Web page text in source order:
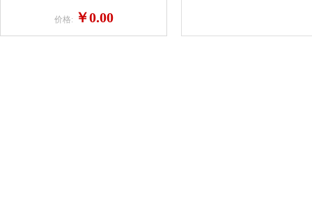
价格: ￥0.00